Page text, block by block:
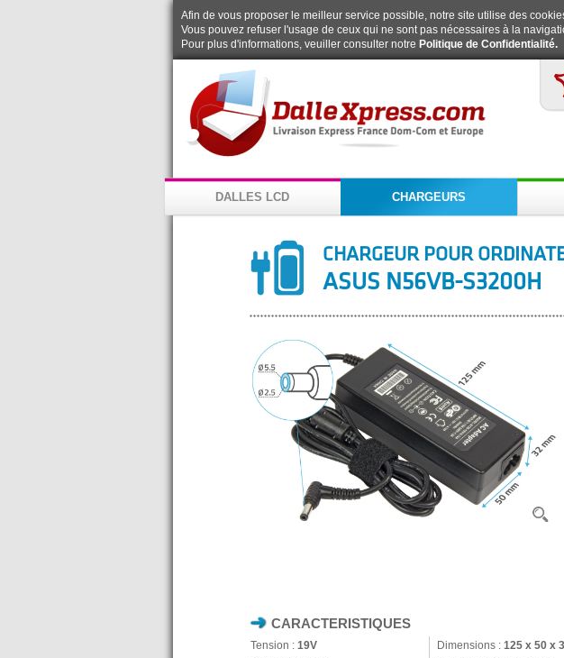
Afin de vous proposer le meilleur service possible, notre site utilise des
Vous pouvez refuser l'usage de ceux qui ne sont pas nécessaires à la
Pour plus d'informations, veuiller consulter notre Politique de Confidentialité.
DALLES LCD CHARGEURS
CHARGEUR POUR
ASUS N56VB-S3200H
CARACTERISTIQUES
Tension : 19V Dimensions : 125 x 50 x